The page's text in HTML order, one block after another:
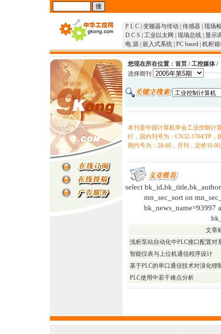
P L C 变频器与传动 传感器 现场
D C S
工业以太网 现场总线
显示
电 源 嵌入式系统 PC based 机柜
您现在所在位置： 首页/工控媒体/
选择期刊
本刊是中国计算机学会工业控制计
行，国内刊号为：CN32-1764/TP，
阅代号为：28-60，月刊，定价
select
mn_sec_sort on
bk_news_name=93997
文章
浅析泵站自动化中PLC接口配置对
智能仪表与上位机通信程序设计
基于PLC的串口通信技术对溴化锂
PLC使用中若干难点分析